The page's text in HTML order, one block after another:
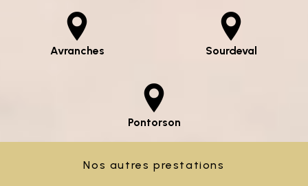
Avranches Sourdeval
Pontorson
Nos autres prestations